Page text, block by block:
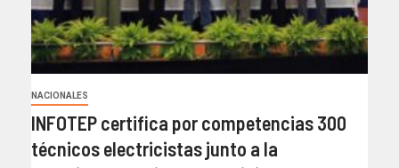
NACIONALES
INFOTEP certifica por competencias 300
técnicos electricistas junto a la